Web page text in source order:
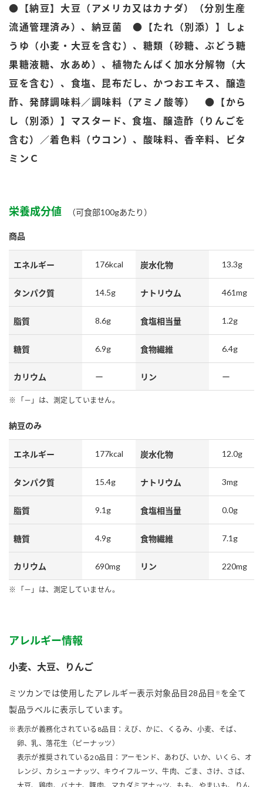
鍋奉行マニュアル
ミツカンのCM
ロングセラー商品 ＋ おすすめレシピ
人気商品 ＋ おすすめレシピ
キッザニア東京「ぽん酢工房」
ミツカン公式通販
検索
業務用サイト
●【納豆】大豆（アメリカ又はカナダ）（分別生産
流通管理済み）、納豆菌 ●【たれ（別添）】しょ
うゆ（小麦・大豆を含む）、糖類（砂糖、ぶどう糖
果糖液糖、水あめ）、植物たんぱく加水分解物（大
豆を含む）、食塩、昆布だし、かつおエキス、醸造
酢、発酵調味料／調味料（アミノ酸等） ●【から
し（別添）】マスタード、食塩、醸造酢（りんごを
含む）／着色料（ウコン）、酸味料、香辛料、ビタ
ミンＣ
栄養成分値 （可食部100gあたり）
商品
エネルギー 176kcal 炭水化物 13.3g
タンパク質 14.5g ナトリウム 461mg
脂質 8.6g 食塩相当量 1.2g
糖質 6.9g 食物繊維 6.4g
カリウム ー リン ー
「－」は、測定していません。
納豆のみ
エネルギー 177kcal 炭水化物 12.0g
タンパク質 15.4g ナトリウム 3mg
脂質 9.1g 食塩相当量 0.0g
糖質 4.9g 食物繊維 7.1g
カリウム 690mg リン 220mg
「－」は、測定していません。
アレルギー情報
小麦、大豆、りんご
ミツカンでは使用したアレルギー表示対象品目28品目 ※ を全て
製品ラベルに表示しています。
表示が義務化されている8品目：えび、かに、くるみ、小麦、そば、
卵、乳、落花生（ピーナッツ）
表示が推奨されている20品目：アーモンド、あわび、いか、いくら、オ
レンジ、カシューナッツ、キウイフルーツ、牛肉、ごま、さけ、さば、